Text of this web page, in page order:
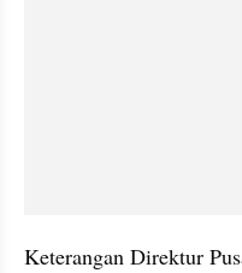
Keterangan Direktur